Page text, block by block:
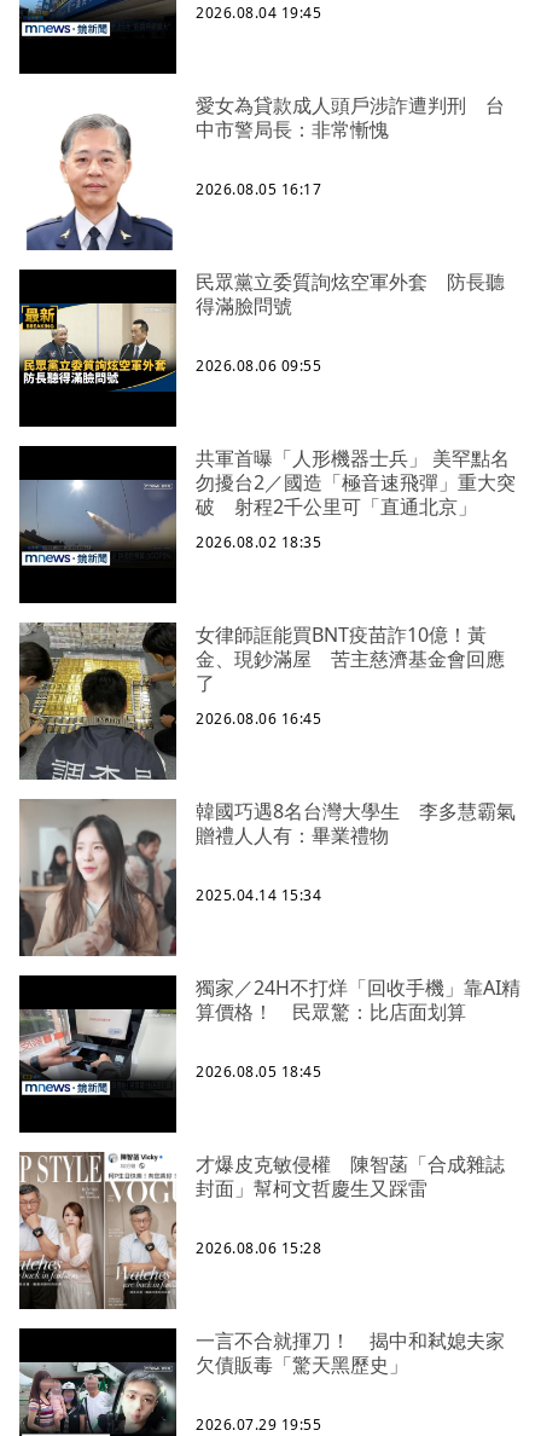
2026.08.04 19:45
愛女為貸款成人頭戶涉詐遭判刑 台
中市警局長：非常慚愧
2026.08.05 16:17
民眾黨立委質詢炫空軍外套 防長聽
得滿臉問號
2026.08.06 09:55
共軍首曝「人形機器士兵」 美罕點名
勿擾台2／國造「極音速飛彈」重大突
破 射程2千公里可「直通北京」
2026.08.02 18:35
女律師誆能買BNT疫苗詐10億！黃
金、現鈔滿屋 苦主慈濟基金會回應
了
2026.08.06 16:45
韓國巧遇8名台灣大學生 李多慧霸氣
贈禮人人有：畢業禮物
2025.04.14 15:34
獨家／24H不打烊「回收手機」靠AI精
算價格！ 民眾驚：比店面划算
2026.08.05 18:45
才爆皮克敏侵權 陳智菡「合成雜誌
封面」幫柯文哲慶生又踩雷
2026.08.06 15:28
一言不合就揮刀！ 揭中和弒媳夫家
欠債販毒「驚天黑歷史」
2026.07.29 19:55